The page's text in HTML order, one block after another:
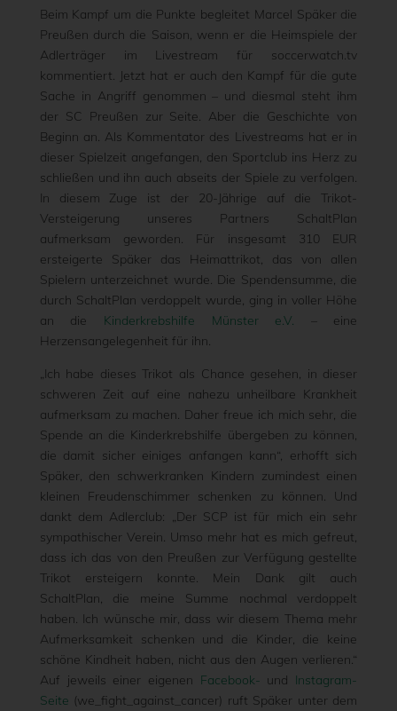
Beim Kampf um die Punkte begleitet Marcel Späker die
Preußen durch die Saison, wenn er die Heimspiele der
Adlerträger im Livestream für soccerwatch.tv
kommentiert. Jetzt hat er auch den Kampf für die gute
Sache in Angriff genommen – und diesmal steht ihm
der SC Preußen zur Seite. Aber die Geschichte von
Beginn an. Als Kommentator des Livestreams hat er in
dieser Spielzeit angefangen, den Sportclub ins Herz zu
schließen und ihn auch abseits der Spiele zu verfolgen.
In diesem Zuge ist der 20-Jährige auf die Trikot-
Versteigerung unseres Partners SchaltPlan
aufmerksam geworden. Für insgesamt 310 EUR
ersteigerte Späker das Heimattrikot, das von allen
Spielern unterzeichnet wurde. Die Spendensumme, die
durch SchaltPlan verdoppelt wurde, ging in voller Höhe
an die Kinderkrebshilfe Münster e.V. – eine
Herzensangelegenheit für ihn.
„Ich habe dieses Trikot als Chance gesehen, in dieser
schweren Zeit auf eine nahezu unheilbare Krankheit
aufmerksam zu machen. Daher freue ich mich sehr, die
Spende an die Kinderkrebshilfe übergeben zu können,
die damit sicher einiges anfangen kann“, erhofft sich
Späker, den schwerkranken Kindern zumindest einen
kleinen Freudenschimmer schenken zu können. Und
dankt dem Adlerclub: „Der SCP ist für mich ein sehr
sympathischer Verein. Umso mehr hat es mich gefreut,
dass ich das von den Preußen zur Verfügung gestellte
Trikot ersteigern konnte. Mein Dank gilt auch
SchaltPlan, die meine Summe nochmal verdoppelt
haben. Ich wünsche mir, dass wir diesem Thema mehr
Aufmerksamkeit schenken und die Kinder, die keine
schöne Kindheit haben, nicht aus den Augen verlieren.“
Auf jeweils einer eigenen Facebook- und Instagram-
Seite (we_fight_against_cancer) ruft Späker unter dem